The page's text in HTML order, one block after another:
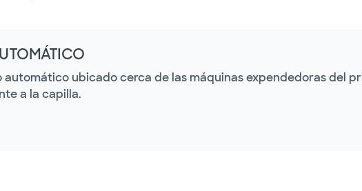
automático ubicado cerca de las máquinas expendedoras del
a la capilla.